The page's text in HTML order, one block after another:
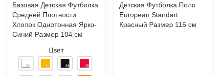
Базовая Детская Футболка
Средней Плотности
Хлопок Однотонная Ярко-
Синий Размер 104 см
Цвет
Детская Футболка Поло
European Standart
Красный Размер 116 см